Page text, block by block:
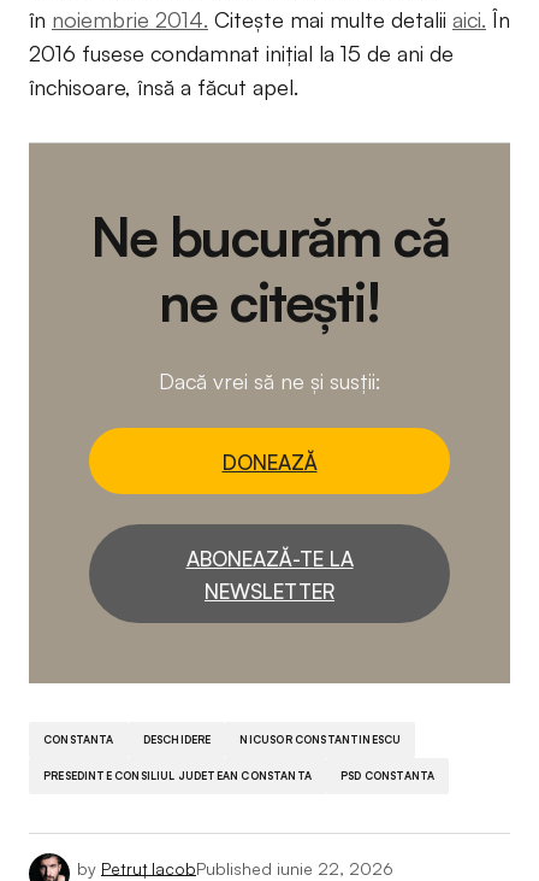
în noiembrie 2014. Citește mai multe detalii aici. În
2016 fusese condamnat inițial la 15 de ani de
închisoare, însă a făcut apel.
Ne bucurăm că
ne citești!
Dacă vrei să ne și susții:
DONEAZĂ
ABONEAZĂ-TE LA
NEWSLETTER
CONSTANTA DESCHIDERE NICUSOR CONSTANTINESCU
PRESEDINTE CONSILIUL JUDETEAN CONSTANTA PSD CONSTANTA
by Petruț IacobPublished iunie 22, 2026